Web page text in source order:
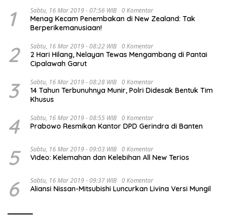
1 Sabtu, 16 Mar 2019 - 07:56 WIB 0 Komentar
Menag Kecam Penembakan di New Zealand: Tak
Berperikemanusiaan!
2 Sabtu, 16 Mar 2019 - 08:22 WIB 0 Komentar
2 Hari Hilang, Nelayan Tewas Mengambang di Pantai
Cipalawah Garut
3 Sabtu, 16 Mar 2019 - 08:28 WIB 0 Komentar
14 Tahun Terbunuhnya Munir, Polri Didesak Bentuk Tim
Khusus
4 Sabtu, 16 Mar 2019 - 08:55 WIB 0 Komentar
Prabowo Resmikan Kantor DPD Gerindra di Banten
5 Sabtu, 16 Mar 2019 - 09:03 WIB 0 Komentar
Video: Kelemahan dan Kelebihan All New Terios
6 Sabtu, 16 Mar 2019 - 09:37 WIB 0 Komentar
Aliansi Nissan-Mitsubishi Luncurkan Livina Versi Mungil